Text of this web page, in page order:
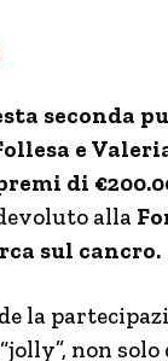
seconda
e
di
alla
sul cancro.
la
non solo